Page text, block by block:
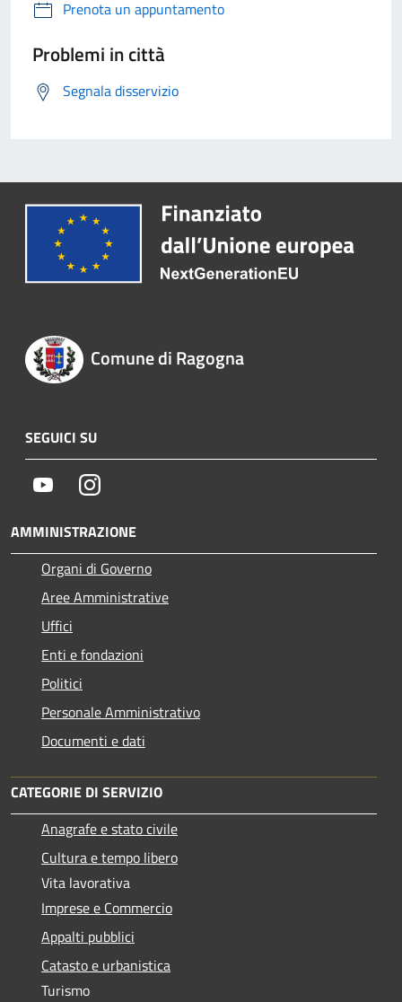
Prenota un appuntamento
Problemi in città
Segnala disservizio
Comune di Ragogna
SEGUICI SU
YoutubeInstagram
AMMINISTRAZIONE
Organi di Governo
Aree Amministrative
Uffici
Enti e fondazioni
Politici
Personale Amministrativo
Documenti e dati
CATEGORIE DI SERVIZIO
Anagrafe e stato civile
Cultura e tempo libero
Vita lavorativa
Imprese e Commercio
Appalti pubblici
Catasto e urbanistica
Turismo